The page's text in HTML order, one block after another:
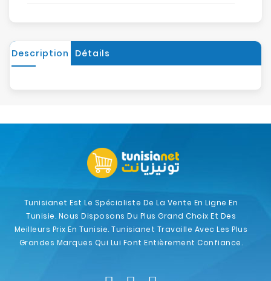
Description Détails
Tunisianet Est Le Spécialiste De La Vente En Ligne En
Tunisie. Nous Disposons Du Plus Grand Choix Et Des
Meilleurs Prix En Tunisie. Tunisianet Travaille Avec Les Plus
Grandes Marques Qui Lui Font Entièrement Confiance.